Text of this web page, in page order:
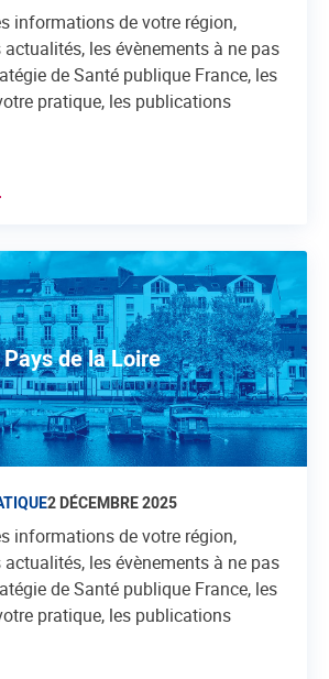
informations de votre région,
les évènements à ne pas
de Santé publique France, les
pratique, les publications
Pays de la Loire
2 DÉCEMBRE 2025
informations de votre région,
les évènements à ne pas
de Santé publique France, les
pratique, les publications